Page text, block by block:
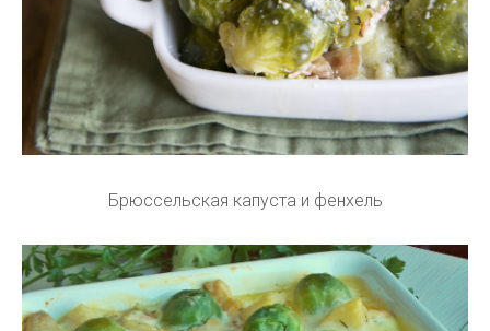
Брюссельская капуста и фенхель